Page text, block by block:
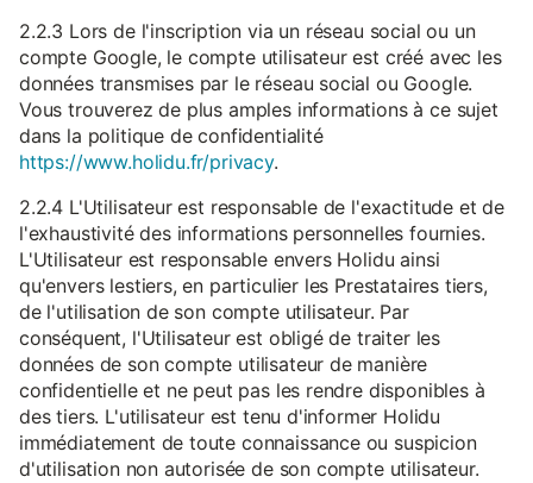
2.2.3 Lors de l'inscription via un réseau social ou un
compte Google, le compte utilisateur est créé avec les
données transmises par le réseau social ou Google.
Vous trouverez de plus amples informations à ce sujet
dans la politique de confidentialité
https://www.holidu.fr/privacy.
2.2.4 L'Utilisateur est responsable de l'exactitude et de
l'exhaustivité des informations personnelles fournies.
L'Utilisateur est responsable envers Holidu ainsi
qu'envers lestiers, en particulier les Prestataires tiers,
de l'utilisation de son compte utilisateur. Par
conséquent, l'Utilisateur est obligé de traiter les
données de son compte utilisateur de manière
confidentielle et ne peut pas les rendre disponibles à
des tiers. L'utilisateur est tenu d'informer Holidu
immédiatement de toute connaissance ou suspicion
d'utilisation non autorisée de son compte utilisateur.